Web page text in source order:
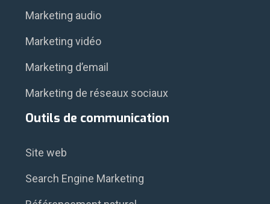
Marketing audio
Marketing vidéo
Marketing d’email
Marketing de réseaux sociaux
Outils de communication
Site web
Search Engine Marketing